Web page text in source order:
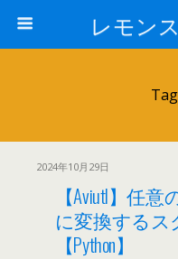
レモン
2024年10月29日
【Aviutl】任
に変換するス
【Python】